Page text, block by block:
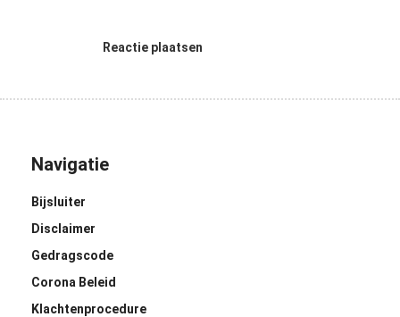
Reactie plaatsen
Navigatie
Bijsluiter
Disclaimer
Gedragscode
Corona Beleid
Klachtenprocedure